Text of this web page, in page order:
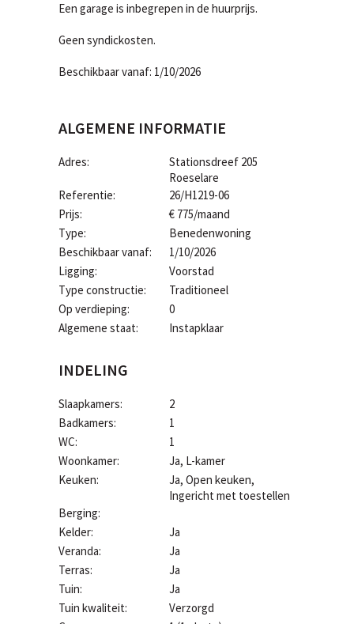
Een garage is inbegrepen in de huurprijs.
Geen syndickosten.
Beschikbaar vanaf: 1/10/2026
ALGEMENE INFORMATIE
Adres:
Stationsdreef 205
Roeselare
Referentie:
26/H1219-06
Prijs:
€ 775/maand
Type:
Benedenwoning
Beschikbaar vanaf:
1/10/2026
Ligging:
Voorstad
Type constructie:
Traditioneel
Op verdieping:
0
Algemene staat:
Instapklaar
INDELING
Slaapkamers:
2
Badkamers:
1
WC:
1
Woonkamer:
Ja, L-kamer
Keuken:
Ja, Open keuken,
Ingericht met toestellen
Berging:
Kelder:
Ja
Veranda:
Ja
Terras:
Ja
Tuin:
Ja
Tuin kwaliteit:
Verzorgd